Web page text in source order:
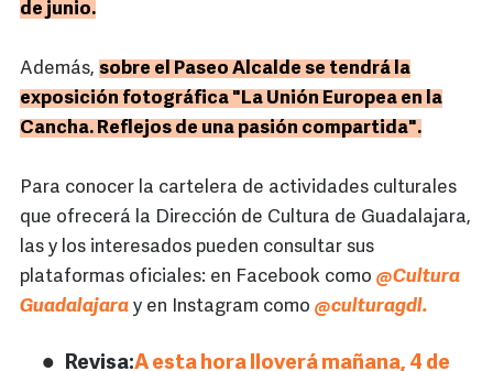
de junio.
Además, sobre el Paseo Alcalde se tendrá la
exposición fotográfica "La Unión Europea en la
Cancha. Reflejos de una pasión compartida".
Para conocer la cartelera de actividades culturales
que ofrecerá la Dirección de Cultura de Guadalajara,
las y los interesados pueden consultar sus
plataformas oficiales: en Facebook como @Cultura
Guadalajara y en Instagram como @culturagdl.
Revisa:A esta hora lloverá mañana, 4 de